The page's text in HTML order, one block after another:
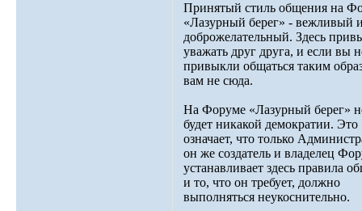
Принятый стиль общения на
«Лазурный берег» - вежливый
доброжелательный. Здесь
уважать друг друга, и если вы
привыкли общаться таким
вам не сюда.
На Форуме «Лазурный берег»
будет никакой демократии. Это
означает, что только
он же создатель и владелец
устанавливает здесь правила
и то, что он требует, должно
выполняться неукоснительно.